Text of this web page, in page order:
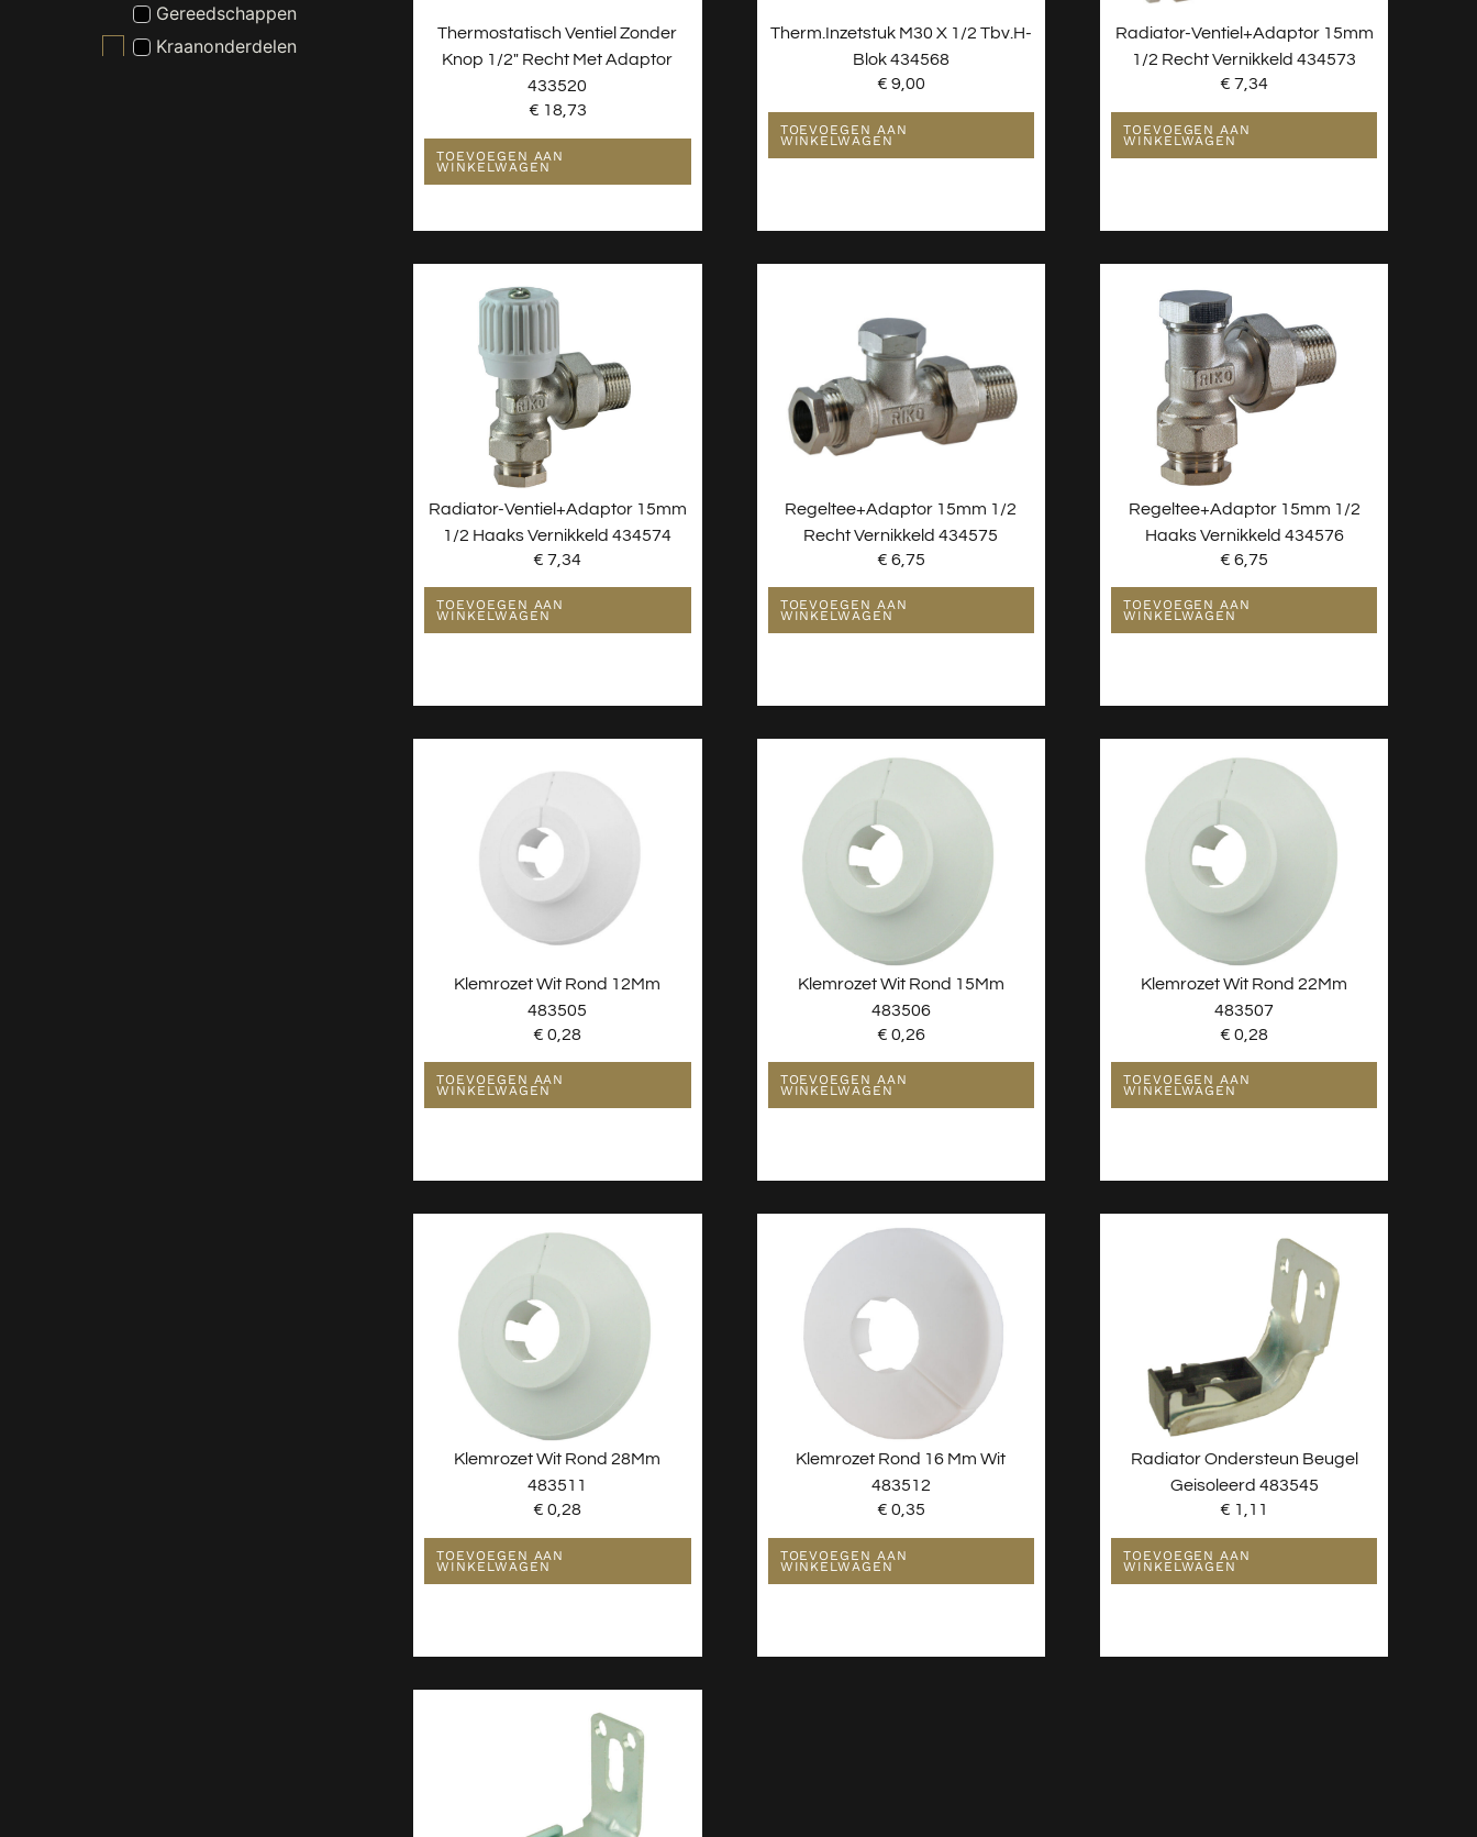
Gereedschappen
Kraanonderdelen
Thermostatisch Ventiel Zonder
Knop 1/2″ Recht Met Adaptor
433520
€ 18,73
TOEVOEGEN AAN
WINKELWAGEN
Therm.inzetstuk M30 X 1/2 Tbv.H-
Blok 434568
€ 9,00
TOEVOEGEN AAN
WINKELWAGEN
Radiator-Ventiel+adaptor 15mm
1/2 Recht Vernikkeld 434573
€ 7,34
TOEVOEGEN AAN
WINKELWAGEN
Radiator-Ventiel+adaptor 15mm
1/2 Haaks Vernikkeld 434574
€ 7,34
TOEVOEGEN AAN
WINKELWAGEN
Regeltee+adaptor 15mm 1/2
Recht Vernikkeld 434575
€ 6,75
TOEVOEGEN AAN
WINKELWAGEN
Regeltee+adaptor 15mm 1/2
Haaks Vernikkeld 434576
€ 6,75
TOEVOEGEN AAN
WINKELWAGEN
Klemrozet Wit Rond 12Mm
483505
€ 0,28
TOEVOEGEN AAN
WINKELWAGEN
Klemrozet Wit Rond 15Mm
483506
€ 0,26
TOEVOEGEN AAN
WINKELWAGEN
Klemrozet Wit Rond 22Mm
483507
€ 0,28
TOEVOEGEN AAN
WINKELWAGEN
Klemrozet Wit Rond 28Mm
483511
€ 0,28
TOEVOEGEN AAN
WINKELWAGEN
Klemrozet Rond 16 Mm Wit
483512
€ 0,35
TOEVOEGEN AAN
WINKELWAGEN
Radiator Ondersteun Beugel
Geisoleerd 483545
€ 1,11
TOEVOEGEN AAN
WINKELWAGEN